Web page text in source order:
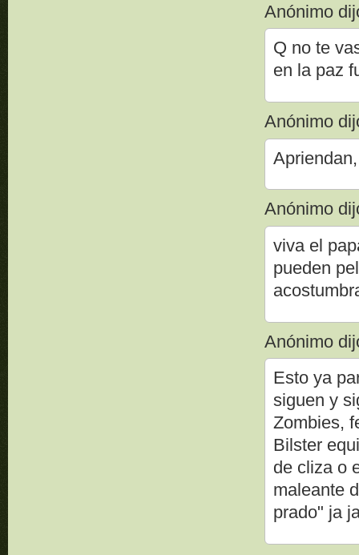
Anónimo
Q no te
en la paz
Anónimo
Anónimo
viva el
pueden
Anónimo
Esto ya
siguen y
Zombies,
Bilster
de cliza o
maleante
prado" ja